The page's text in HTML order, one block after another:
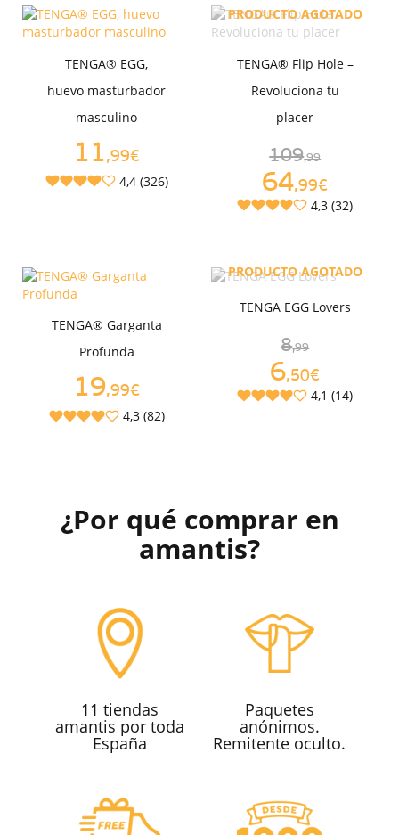
TENGA® EGG,
huevo masturbador
masculino
11,99€
4,4 (326)
PRODUCTO AGOTADO
TENGA® Flip Hole –
Revoluciona tu
placer
109,99
64,99€
4,3 (32)
TENGA® Garganta
Profunda
19,99€
4,3 (82)
PRODUCTO AGOTADO
TENGA EGG Lovers
8,99
6,50€
4,1 (14)
¿Por qué comprar en
amantis?
11 tiendas
amantis por toda
España
Paquetes
anónimos.
Remitente oculto.